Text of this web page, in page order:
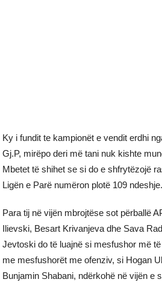
Ky i fundit te kampionët e vendit erdhi
Gj.P, mirëpo deri më tani nuk kishte
Mbetet të shihet se si do e shfrytëzojë
Ligën e Parë numëron plotë 109 ndeshje.
Para tij në vijën mbrojtëse sot përballë
Ilievski, Besart Krivanjeva dhe Sava
Jevtoski do të luajnë si mesfushor më
me mesfushorët me ofenziv, si Hogan
Bunjamin Shabani, ndërkohë në vijën e